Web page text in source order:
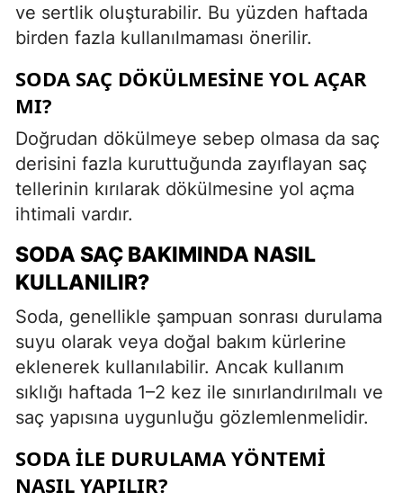
ve sertlik oluşturabilir. Bu yüzden haftada
birden fazla kullanılmaması önerilir.
SODA SAÇ DÖKÜLMESINE YOL AÇAR
MI?
Doğrudan dökülmeye sebep olmasa da saç
derisini fazla kuruttuğunda zayıflayan saç
tellerinin kırılarak dökülmesine yol açma
ihtimali vardır.
SODA SAÇ BAKIMINDA NASIL
KULLANILIR?
Soda, genellikle şampuan sonrası durulama
suyu olarak veya doğal bakım kürlerine
eklenerek kullanılabilir. Ancak kullanım
sıklığı haftada 1–2 kez ile sınırlandırılmalı ve
saç yapısına uygunluğu gözlemlenmelidir.
SODA İLE DURULAMA YÖNTEMI
NASIL YAPILIR?